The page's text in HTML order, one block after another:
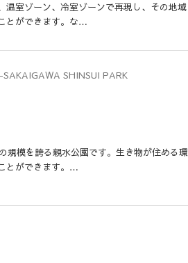
室ゾーン、冷室ゾーンで再現し、その地域
とができます。な…
SAKAIGAWA SHINSUI PARK
規模を誇る親水公園です。生き物が住める環
とができます。…